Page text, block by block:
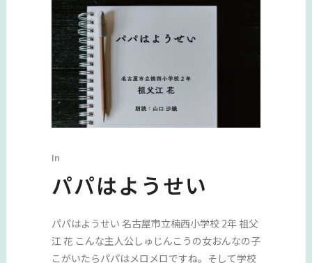
In
パパはようせい
パパはようせい 名古屋市立楠西小学校 2年 祖父
江 花 こんな主人公しゅじんこうの女おんなの子
こがいたらパパはメロメロですね。そして学校